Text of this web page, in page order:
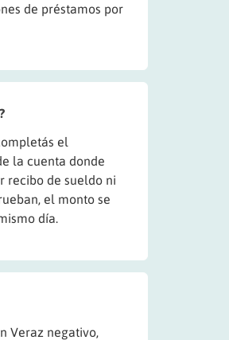
de préstamos por
el
la cuenta donde
recibo de sueldo ni
el monto se
día.
Veraz negativo,